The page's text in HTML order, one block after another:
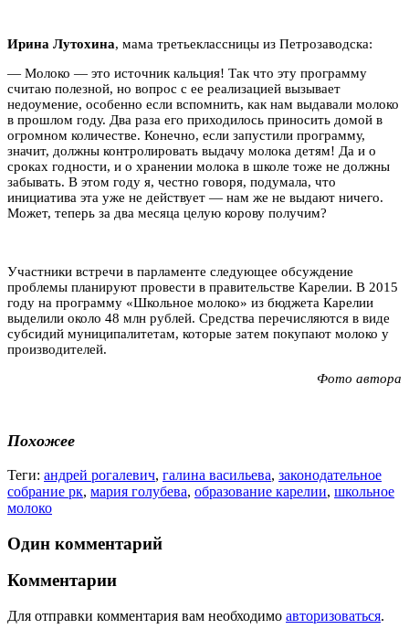
Ирина Лутохина, мама третьеклассницы из Петрозаводска:
— Молоко — это источник кальция! Так что эту программу
считаю полезной, но вопрос с ее реализацией вызывает
недоумение, особенно если вспомнить, как нам выдавали молоко
в прошлом году. Два раза его приходилось приносить домой в
огромном количестве. Конечно, если запустили программу,
значит, должны контролировать выдачу молока детям! Да и о
сроках годности, и о хранении молока в школе тоже не должны
забывать. В этом году я, честно говоря, подумала, что
инициатива эта уже не действует — нам же не выдают ничего.
Может, теперь за два месяца целую корову получим?
Участники встречи в парламенте следующее обсуждение
проблемы планируют провести в правительстве Карелии. В 2015
году на программу «Школьное молоко» из бюджета Карелии
выделили около 48 млн рублей. Средства перечисляются в виде
субсидий муниципалитетам, которые затем покупают молоко у
производителей.
Фото автора
Похожее
Теги: андрей рогалевич, галина васильева, законодательное
собрание рк, мария голубева, образование карелии, школьное
молоко
Один комментарий
Комментарии
Для отправки комментария вам необходимо авторизоваться.